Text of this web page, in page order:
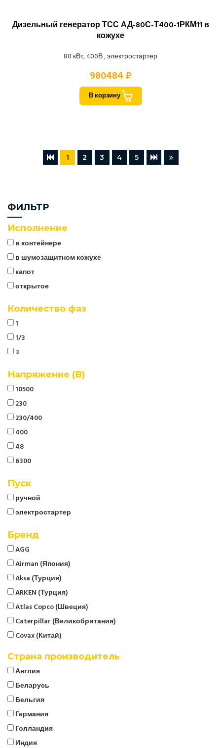
Дизельный генератор ТСС АД-80С-Т400-1РКМ11 в
кожухе
80 кВт, 400В , электростартер
980484 ₽
В корзину
1 2 3 4 5
ФИЛЬТР
Исполнение
в контейнере
в шумозащитном кожухе
капот
открытое
Количество фаз
1
1/3
3
Напряжение (В)
10500
230
230/400
400
48
6300
Пуск
ручной
электростартер
Бренд
AGG
Airman (Япония)
Aksa (Турция)
ARKEN (Турция)
Atlas Copco (Швеция)
Caterpillar (Великобритания)
Covax (Китай)
Cummins (Великобритания)
Страна производитель
Англия
Беларусь
Бельгия
Германия
Голландия
Индия